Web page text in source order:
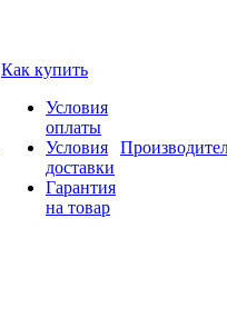
Как купить
Условия
оплаты
Условия
доставки
Гарантия
на товар